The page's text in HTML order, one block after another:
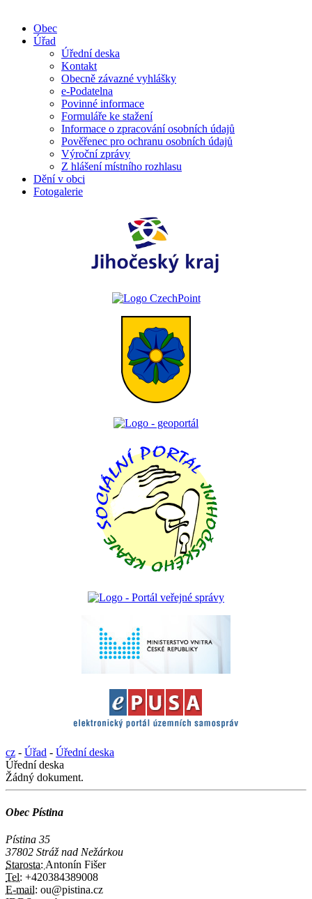
Obec
Úřad
Úřední deska
Kontakt
Obecně závazné vyhlášky
e-Podatelna
Povinné informace
Formuláře ke stažení
Informace o zpracování osobních údajů
Pověřenec pro ochranu osobních údajů
Výroční zprávy
Z hlášení místního rozhlasu
Dění v obci
Fotogalerie
cz - Úřad - Úřední deska
Úřední deska
Žádný dokument.
Obec Pístina
Pístina 35
37802 Stráž nad Nežárkou
Starosta: Antonín Fišer
Tel: +420384389008
E-mail: ou@pistina.cz